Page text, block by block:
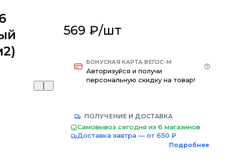
569 ₽/шт
БОНУСНАЯ КАРТА ВЕГОС-М
Авторизуйся и получи
персональную скидку на товар!
ПОЛУЧЕНИЕ И ДОСТАВКА
Самовывоз сегодня из 6 магазинов
Доставка завтра — от 650 ₽
Подробнее